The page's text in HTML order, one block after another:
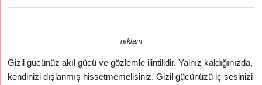
reklam
Gizil gücünüz akıl gücü ve gözlemle ilintilidir. Yalnız kaldığınızda,
kendinizi dışlanmış hissetmemelisiniz. Gizil gücünüzü iç sesinizi